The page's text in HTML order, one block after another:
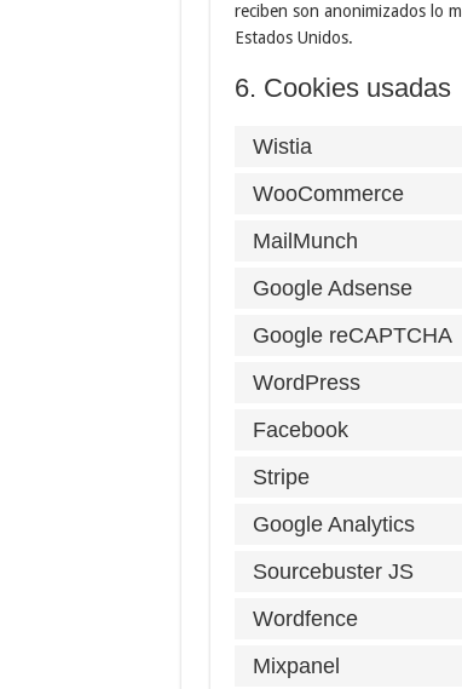
reciben son anonimizados lo
Estados Unidos.
6. Cookies usadas
Wistia
WooCommerce
MailMunch
Google Adsense
Google reCAPTCHA
WordPress
Facebook
Stripe
Google Analytics
Sourcebuster JS
Wordfence
Mixpanel